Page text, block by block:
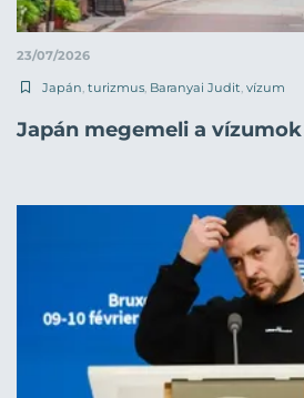
23/07/2026
Japán turizmus Baranyai Judit vízum
Japán megemeli a